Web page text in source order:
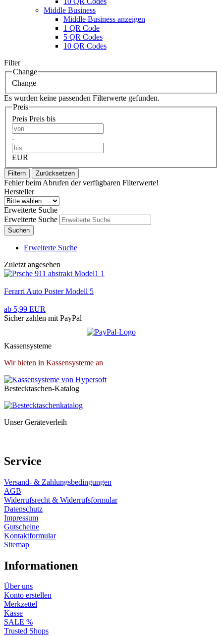
Middle Business
Middle Business anzeigen
1 QR Code
5 QR Codes
10 QR Codes
Filter
Change
Change
Es wurden keine passenden Filterwerte gefunden.
Preis
Preis Preis bis
-
EUR
Filtern Zurücksetzen
Fehler beim Abrufen der verfügbaren Filterwerte!
Hersteller
Erweiterte Suche
Erweiterte Suche
Suchen
Erweiterte Suche
Zuletzt angesehen
Ferarri Auto Poster Modell 5
ab 5,99 EUR
Sicher zahlen mit PayPal
Kassensysteme
Wir bieten in Kassensysteme an
Bestecktaschen-Katalog
Unser Geräteverleih
Service
Versand- & Zahlungsbedingungen
AGB
Widerrufsrecht & Widerrufsformular
Datenschutz
Impressum
Gutscheine
Kontaktformular
Sitemap
Informationen
Über uns
Konto erstellen
Merkzettel
Kasse
SALE %
Trusted Shops